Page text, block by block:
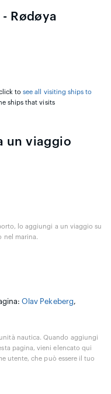
Rødøya
click tosee all visiting ships to
ships that visits
un viaggio
lo aggiungi a un viaggio su
nel marina.
Olav Pekeberg,
nautica. Quando aggiungi
pagina, vieni elencato qui
utente, che può essere il tuo